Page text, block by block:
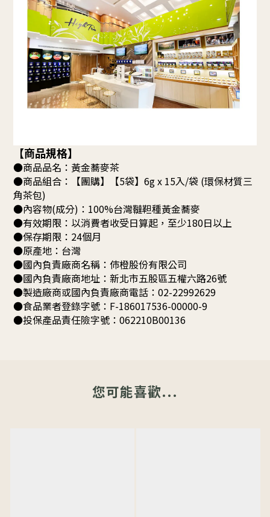
【商品規格】
●商品品名：黃金蕎麥茶
●商品組合：【團購】【5袋】6g x 15入/袋 (環保材質三
角茶包)
●內容物(成分)：100%台灣韃靼種黃金蕎麥
●有效期限：以消費者收受日算起，至少180日以上
●保存期限：24個月
●原產地 ： 台灣
●國內負責廠商名稱：伂橙股份有限公司
●國內負責廠商地址：新北市五股區五權六路26號
●製造廠商或國內負責廠商電話：02-22992629
●食品業者登錄字號：F-186017536-00000-9
●投保產品責任險字號：062210B00136
您可能喜歡...